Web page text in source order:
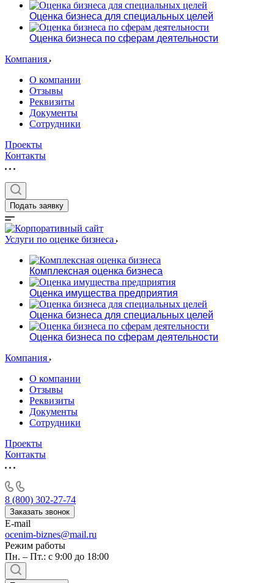
Оценка бизнеса для специальных целей
Оценка бизнеса по сферам деятельности
Компания
О компании
Отзывы
Реквизиты
Документы
Сотрудники
Проекты
Контакты
Подать заявку
Услуги по оценке бизнеса
Комплексная оценка бизнеса
Оценка имущества предприятия
Оценка бизнеса для специальных целей
Оценка бизнеса по сферам деятельности
Компания
О компании
Отзывы
Реквизиты
Документы
Сотрудники
Проекты
Контакты
8 (800) 302-27-74
Заказать звонок
E-mail
ocenim-biznes@mail.ru
Режим работы
Пн. – Пт.: с 9:00 до 18:00